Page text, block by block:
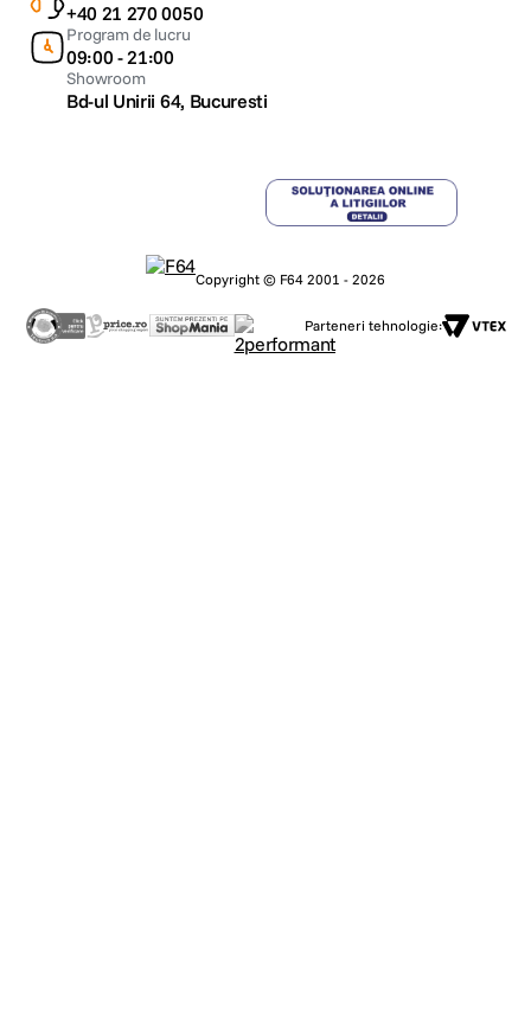
+40 21 270 0050
Program de lucru
09:00 - 21:00
Showroom
Bd-ul Unirii 64, Bucuresti
Copyright © F64 2001 - 2026
Parteneri tehnologie: